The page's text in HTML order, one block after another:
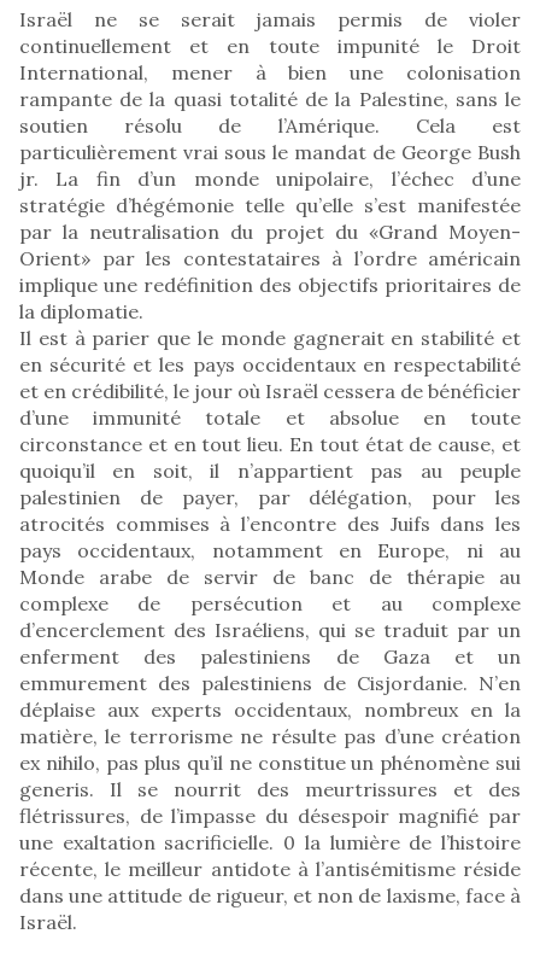
Israël ne se serait jamais permis de violer
continuellement et en toute impunité le Droit
International, mener à bien une colonisation
rampante de la quasi totalité de la Palestine, sans le
soutien résolu de l’Amérique. Cela est
particulièrement vrai sous le mandat de George Bush
jr. La fin d’un monde unipolaire, l’échec d’une
stratégie d’hégémonie telle qu’elle s’est manifestée
par la neutralisation du projet du «Grand Moyen-
Orient» par les contestataires à l’ordre américain
implique une redéfinition des objectifs prioritaires de
la diplomatie.
Il est à parier que le monde gagnerait en stabilité et
en sécurité et les pays occidentaux en respectabilité
et en crédibilité, le jour où Israël cessera de bénéficier
d’une immunité totale et absolue en toute
circonstance et en tout lieu. En tout état de cause, et
quoiqu’il en soit, il n’appartient pas au peuple
palestinien de payer, par délégation, pour les
atrocités commises à l’encontre des Juifs dans les
pays occidentaux, notamment en Europe, ni au
Monde arabe de servir de banc de thérapie au
complexe de persécution et au complexe
d’encerclement des Israéliens, qui se traduit par un
enferment des palestiniens de Gaza et un
emmurement des palestiniens de Cisjordanie. N’en
déplaise aux experts occidentaux, nombreux en la
matière, le terrorisme ne résulte pas d’une création
ex nihilo, pas plus qu’il ne constitue un phénomène sui
generis. Il se nourrit des meurtrissures et des
flétrissures, de l’impasse du désespoir magnifié par
une exaltation sacrificielle. 0 la lumière de l’histoire
récente, le meilleur antidote à l’antisémitisme réside
dans une attitude de rigueur, et non de laxisme, face à
Israël.